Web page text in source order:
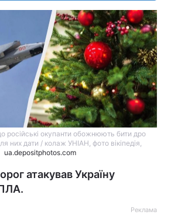
російські окупанти обожнюють бити дро
них дати / колаж УНІАН, фото вікіпедія,
ua.depositphotos.com
атакував Україну
Реклама